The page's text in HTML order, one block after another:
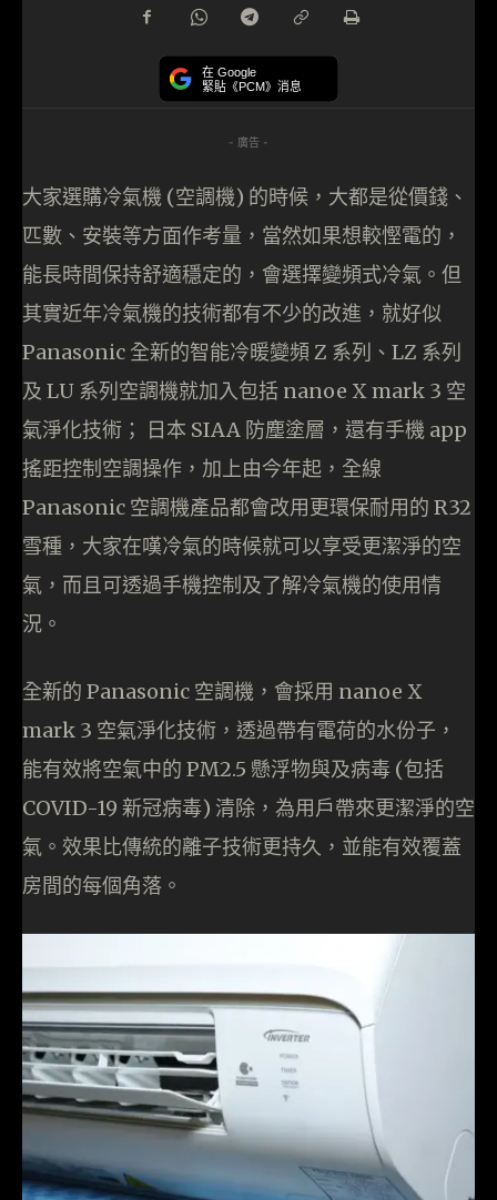
在 Google
緊貼《PCM》消息
- 廣告 -
大家選購冷氣機 (空調機) 的時候，大都是從價錢、
匹數、安裝等方面作考量，當然如果想較慳電的，
能長時間保持舒適穩定的，會選擇變頻式冷氣。但
其實近年冷氣機的技術都有不少的改進，就好似
Panasonic 全新的智能冷暖變頻 Z 系列、LZ 系列
及 LU 系列空調機就加入包括 nanoe X mark 3 空
氣淨化技術； 日本 SIAA 防塵塗層，還有手機 app
搖距控制空調操作，加上由今年起，全線
Panasonic 空調機產品都會改用更環保耐用的 R32
雪種，大家在嘆冷氣的時候就可以享受更潔淨的空
氣，而且可透過手機控制及了解冷氣機的使用情
況。
全新的 Panasonic 空調機，會採用 nanoe X
mark 3 空氣淨化技術，透過帶有電荷的水份子，
能有效將空氣中的 PM2.5 懸浮物與及病毒 (包括
COVID-19 新冠病毒) 清除，為用戶帶來更潔淨的空
氣。效果比傳統的離子技術更持久，並能有效覆蓋
房間的每個角落。